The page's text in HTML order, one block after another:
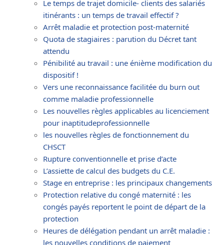
Le temps de trajet domicile- clients des salariés
itinérants : un temps de travail effectif ?
Arrêt maladie et protection post-maternité
Quota de stagiaires : parution du Décret tant
attendu
Pénibilité au travail : une énième modification du
dispositif !
Vers une reconnaissance facilitée du burn out
comme maladie professionnelle
Les nouvelles règles applicables au licenciement
pour inaptitudeprofessionnelle
les nouvelles règles de fonctionnement du
CHSCT
Rupture conventionnelle et prise d’acte
L’assiette de calcul des budgets du C.E.
Stage en entreprise : les principaux changements
Protection relative du congé maternité : les
congés payés reportent le point de départ de la
protection
Heures de délégation pendant un arrêt maladie :
les nouvelles conditions de paiement